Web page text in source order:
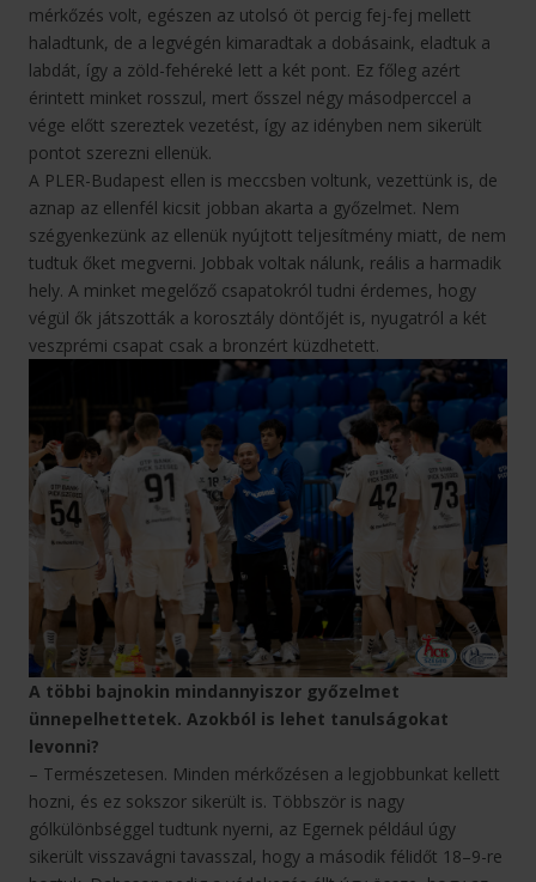
mérkőzés volt, egészen az utolsó öt percig fej-fej mellett
haladtunk, de a legvégén kimaradtak a dobásaink, eladtuk a
labdát, így a zöld-fehéreké lett a két pont. Ez főleg azért
érintett minket rosszul, mert ősszel négy másodperccel a
vége előtt szereztek vezetést, így az idényben nem sikerült
pontot szerezni ellenük.
A PLER-Budapest ellen is meccsben voltunk, vezettünk is, de
aznap az ellenfél kicsit jobban akarta a győzelmet. Nem
szégyenkezünk az ellenük nyújtott teljesítmény miatt, de nem
tudtuk őket megverni. Jobbak voltak nálunk, reális a harmadik
hely. A minket megelőző csapatokról tudni érdemes, hogy
végül ők játszották a korosztály döntőjét is, nyugatról a két
veszprémi csapat csak a bronzért küzdhetett.
A többi bajnokin mindannyiszor győzelmet
ünnepelhettetek. Azokból is lehet tanulságokat
levonni?
– Természetesen. Minden mérkőzésen a legjobbunkat kellett
hozni, és ez sokszor sikerült is. Többször is nagy
gólkülönbséggel tudtunk nyerni, az Egernek például úgy
sikerült visszavágni tavasszal, hogy a második félidőt 18–9-re